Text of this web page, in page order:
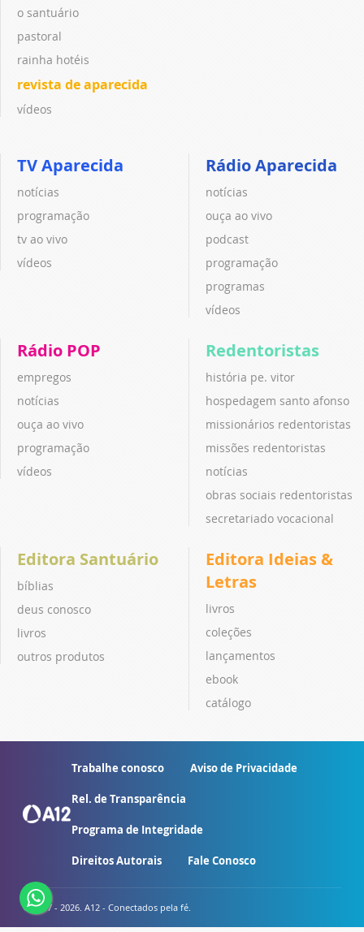
o santuário
pastoral
rainha hotéis
revista de aparecida
vídeos
TV Aparecida
notícias
programação
tv ao vivo
vídeos
Rádio Aparecida
notícias
ouça ao vivo
podcast
programação
programas
vídeos
Rádio POP
empregos
notícias
ouça ao vivo
programação
vídeos
Redentoristas
história pe. vitor
hospedagem santo afonso
missionários redentoristas
missões redentoristas
notícias
obras sociais redentoristas
secretariado vocacional
Editora Santuário
bíblias
deus conosco
livros
outros produtos
Editora Ideias &
Letras
livros
coleções
lançamentos
ebook
catálogo
Trabalhe conosco Aviso de Privacidade
Rel. de Transparência
Programa de Integridade
Direitos Autorais Fale Conosco
© 2007 - 2026. A12 - Conectados pela fé.